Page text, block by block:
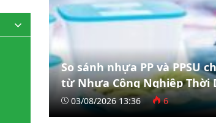
So sánh nhựa PP và PPSU
từ Nhựa Công Nghiệp Thời
03/08/2026 13:36 6